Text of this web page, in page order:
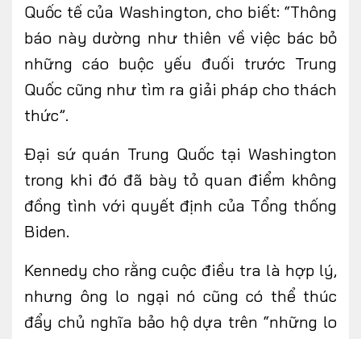
Quốc tế của Washington, cho biết: “Thông
báo này dường như thiên về việc bác bỏ
những cáo buộc yếu đuối trước Trung
Quốc cũng như tìm ra giải pháp cho thách
thức”.
Đại sứ quán Trung Quốc tại Washington
trong khi đó đã bày tỏ quan điểm không
đồng tình với quyết định của Tổng thống
Biden.
Kennedy cho rằng cuộc điều tra là hợp lý,
nhưng ông lo ngại nó cũng có thể thúc
đẩy chủ nghĩa bảo hộ dựa trên “những lo